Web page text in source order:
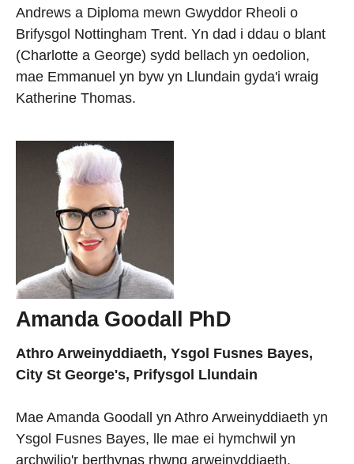
Andrews a Diploma mewn Gwyddor Rheoli o
Brifysgol Nottingham Trent. Yn dad i ddau o blant
(Charlotte a George) sydd bellach yn oedolion,
mae Emmanuel yn byw yn Llundain gyda'i wraig
Katherine Thomas.
Amanda Goodall PhD
Athro Arweinyddiaeth, Ysgol Fusnes Bayes,
City St George's, Prifysgol Llundain
Mae Amanda Goodall yn Athro Arweinyddiaeth yn
Ysgol Fusnes Bayes, lle mae ei hymchwil yn
archwilio'r berthynas rhwng arweinyddiaeth,